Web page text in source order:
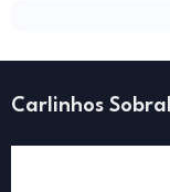
Carlinhos Sobral